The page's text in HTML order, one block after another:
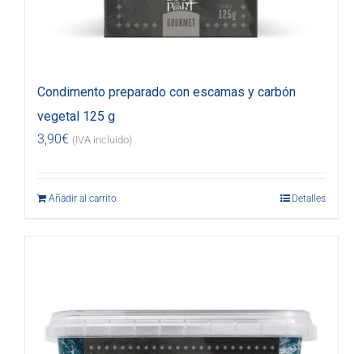
Condimento preparado con escamas y carbón
vegetal 125 g
3,90€ (IVA incluido)
Añadir al carrito Detalles